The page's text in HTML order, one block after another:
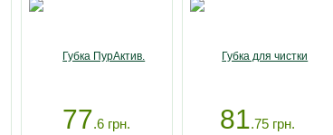
77.6 грн. 81.75 грн.